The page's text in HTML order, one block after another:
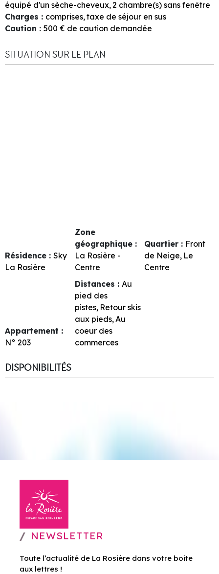
équipé d'un sèche-cheveux 2 chambre(s) sans fenêtre
Charges : comprises taxe de séjour en sus
Caution : 500 € de caution demandée
SITUATION SUR LE PLAN
Résidence : Sky
La Rosière
Zone
géographique :
La Rosière -
Centre
Quartier : Front
de Neige Le
Centre
Appartement :
N° 203
Distances : Au
pied des
pistes Retour skis
aux pieds Au
coeur des
commerces
DISPONIBILITÉS
NEWSLETTER
Toute l’actualité de La Rosière dans votre boite
aux lettres !